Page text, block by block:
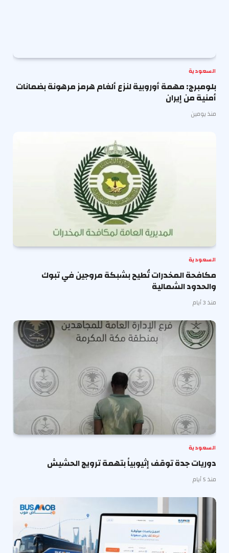
السعودية
بلومبرج: مهمة أوروبية لنزع ألغام هرمز مرهونة بضمانات
أمنية من إيران
منذ يومين
السعودية
مكافحة المخدرات تُطيح بشبكة مروجين في تبوك
والحدود الشمالية
منذ 3 أيام
السعودية
دوريات جدة توقف إثيوبياً بتهمة ترويج الحشيش
منذ 5 أيام